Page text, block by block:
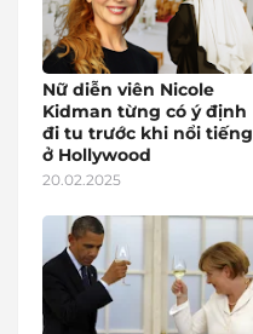
Nữ diễn viên Nicole
Kidman từng có ý định
đi tu trước khi nổi tiếng
ở Hollywood
20.02.2025